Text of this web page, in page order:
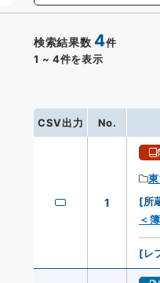
検索結果数 4件
1 ~ 4件を表示
CSV出力 No.
1
[所
＜
[レ